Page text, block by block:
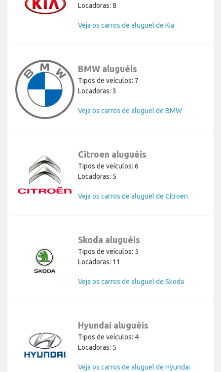
Locadoras: 8
Veja os carros de aluguel de Kia
BMW aluguéis
Tipos de veículos: 7
Locadoras: 3
Veja os carros de aluguel de BMW
Citroen aluguéis
Tipos de veículos: 6
Locadoras: 5
Veja os carros de aluguel de Citroen
Skoda aluguéis
Tipos de veículos: 5
Locadoras: 11
Veja os carros de aluguel de Skoda
Hyundai aluguéis
Tipos de veículos: 4
Locadoras: 5
Veja os carros de aluguel de Hyundai